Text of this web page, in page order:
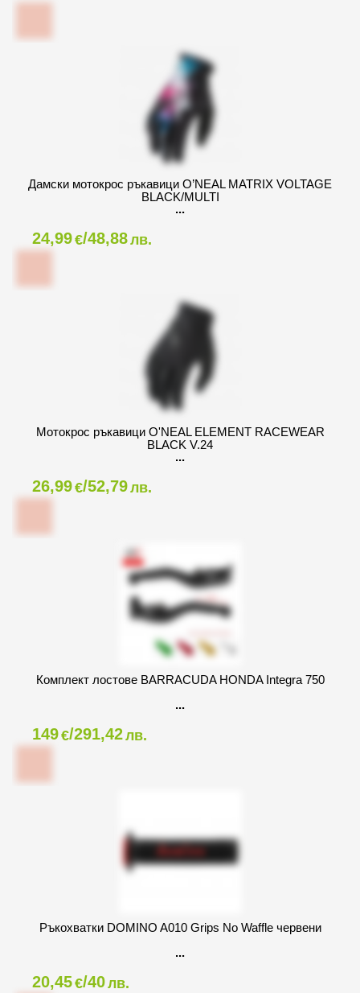
Дамски мотокрос ръкавици O’NEAL MATRIX VOLTAGE
BLACK/MULTI
24,99€/48,88лв.
Mотокрос ръкавици O'NEAL ELEMENT RACEWEAR
BLACK V.24
26,99€/52,79лв.
Комплект лостове BARRACUDA HONDA Integra 750
149€/291,42лв.
Ръкохватки DOMINO A010 Grips No Waffle червени
20,45€/40лв.